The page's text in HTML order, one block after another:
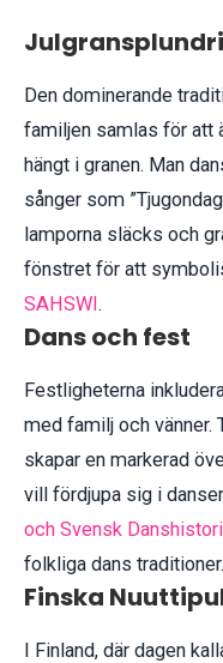
Den dominerande
familjen samlas för att
hängt i granen. Man
sånger som
lamporna släcks och
fönstret för att
SAHSWI.
Dans och fest
Festligheterna
med familj och vänner.
skapar en markerad
vill fördjupa sig i
och Svensk
folkliga dans traditioner.
Finska
I Finland, där dagen